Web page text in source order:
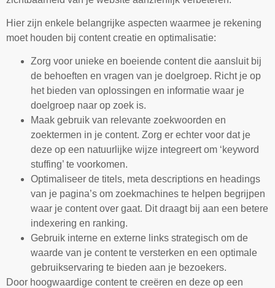
Hier zijn enkele belangrijke aspecten waarmee je rekening
moet houden bij content creatie en optimalisatie:
Zorg voor unieke en boeiende content die aansluit bij
de behoeften en vragen van je doelgroep. Richt je op
het bieden van oplossingen en informatie waar je
doelgroep naar op zoek is.
Maak gebruik van relevante zoekwoorden en
zoektermen in je content. Zorg er echter voor dat je
deze op een natuurlijke wijze integreert om ‘keyword
stuffing’ te voorkomen.
Optimaliseer de titels, meta descriptions en headings
van je pagina’s om zoekmachines te helpen begrijpen
waar je content over gaat. Dit draagt bij aan een betere
indexering en ranking.
Gebruik interne en externe links strategisch om de
waarde van je content te versterken en een optimale
gebruikservaring te bieden aan je bezoekers.
Door hoogwaardige content te creëren en deze op een